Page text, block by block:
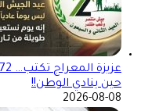
حين ينادي الوطن!!
2026-08-08